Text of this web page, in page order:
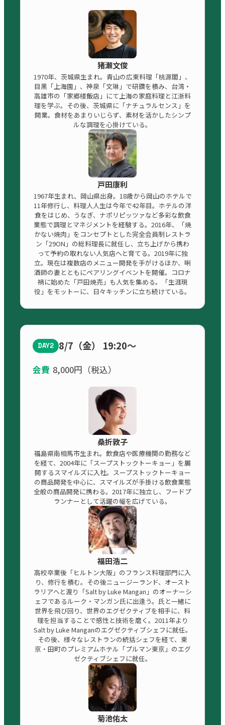
猪瀬文俊
1970年、茨城県生まれ。青山の広東料理「桃源閣」、
目黒「上海園」、神泉「文琳」で研鑽を積み、台湾・
高雄市の「家郷楼飯店」にて上海の家庭料理と江浙料
理を学ぶ。その後、茨城県に「ナチュラルセンス」を
開業。食材をあまりいじらず、素材を活かしたシンプ
ルな調理を心掛けている。
戸田康利
1967年生まれ、岡山県出身。18歳から岡山のホテルで
11年修行し、料理人人生は今年で42年目。ホテルの洋
食をはじめ、うなぎ、ナポリピッツァなど多彩な飲食
業態で調理とマネジメントを経験する。2016年、「焼
かない焼肉」をコンセプトとした完全会員制レストラ
ン「29ON」の総料理長に就任し、立ち上げから携わ
って予約の取れない人気店へと育てる。2019年に独
立。現在は複数店のメニュー開発を手がけるほか、唎
酒師の妻とともにペアリングイベントを開催。コロナ
禍に始めた「戸田焼売」も人気を集める。「生涯現
役」をモットーに、日々キッチンに立ち続けている。
DAY2 8/7（金） 19:20〜
会費 8,000円（税込）
桑折敦子
福島県南相馬市生まれ。飲食店や医療機関の勤務など
を経て、2004年に「スープストックトーキョー」を展
開するスマイルズに入社。スープストックトーキョー
の商品開発を中心に、スマイルズが手掛ける飲食業態
全般の商品開発に携わる。2017年に独立し、フードプ
ランナーとして活躍の幅を広げている。
福田浩二
高校卒業後「ヒルトン大阪」のフランス料理部門に入
り、修行を積む。その後ニュージーランド、オースト
ラリアへと渡り「Salt by Luke Mangan」のオーナーシ
ェフであるルーク・マンガン氏に出逢う。氏と一緒に
世界を飛び回り、世界のエグゼクティブを相手に、料
理を担当することで感性と技術を磨く。2011年より
Salt by Luke Manganのエグゼクティブシェフに就任。
その後、様々なレストランの統括シェフを経て、東
京・田町のプレミアムホテル「プルマン東京」のエグ
ゼクティブシェフに就任。
菊池佑太